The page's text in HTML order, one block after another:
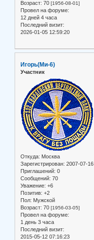
Возраст: 70 [1956-08-01]
Провел на форуме:
12 дней 4 часа
Последний визит:
2026-01-05 12:59:20
Игорь(Ми-6)
Участник
Откуда: Москва
Зарегистрирован: 2007-07-16
Приглашений: 0
Сообщений: 70
Уважение: +6
Позитив: +2
Пол: Мужской
Возраст: 70 [1956-03-05]
Провел на форуме:
1 день 3 часа
Последний визит:
2015-05-12 07:16:23